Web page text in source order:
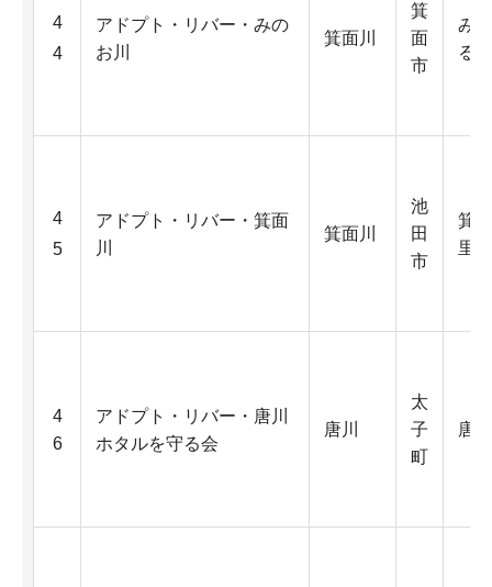
4
4
アドプト・リバー・みの
お川
箕面川
箕
面
市
み
る会
4
5
アドプト・リバー・箕面
川
箕面川
池
田
市
箕
里
4
6
アドプト・リバー・唐川
ホタルを守る会
唐川
太
子
町
唐